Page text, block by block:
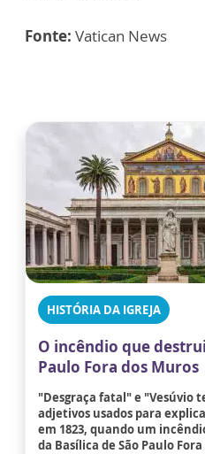
Fonte: Vatican News
HISTÓRIA DA IGREJA
O incêndio que
Paulo Fora dos Muros
"Desgraça fatal" e "Vesúvio
adjetivos usados para
em 1823, quando um
da Basílica de São Paulo